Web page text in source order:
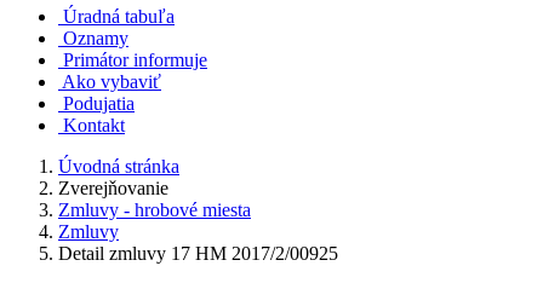
Úradná tabuľa
Oznamy
Primátor informuje
Ako vybaviť
Podujatia
Kontakt
Úvodná stránka
Zverejňovanie
Zmluvy - hrobové miesta
Zmluvy
Detail zmluvy 17 HM 2017/2/00925